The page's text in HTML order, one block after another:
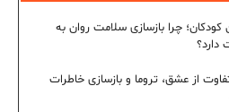
چرا بازسازی سلامت روان به
دارد؟
از عشق، تروما و بازسازی خاطرات